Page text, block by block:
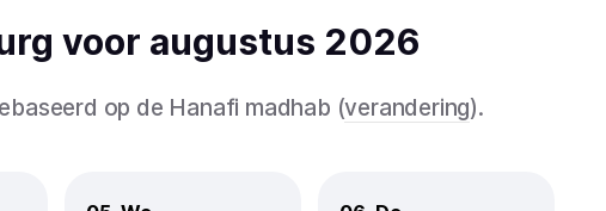
voor augustus 2026
op de Hanafi madhab (verandering).